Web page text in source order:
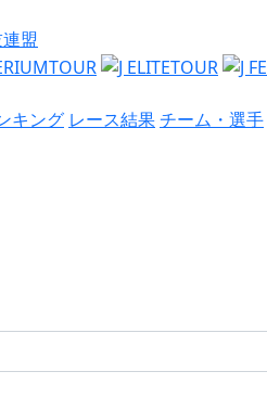
盟
キング レース結果チーム・選手